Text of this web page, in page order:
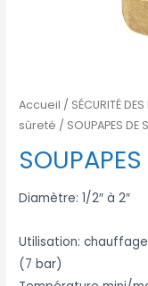
Accueil / SÉCURITÉ DES
sûreté / SOUPAPES DE
SOUPAPES
Diamètre: 1/2″ à 2″
Utilisation:
(7 bar)